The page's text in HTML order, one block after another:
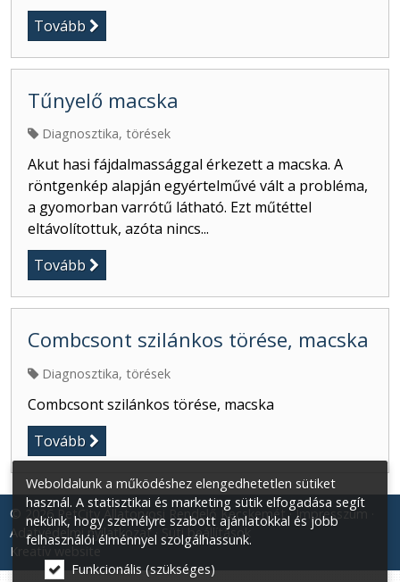
Tovább
Tűnyelő macska
Diagnosztika, törések
Akut hasi fájdalmassággal érkezett a macska. A
röntgenkép alapján egyértelművé vált a probléma,
a gyomorban varrótű látható. Ezt műtéttel
eltávolítottuk, azóta nincs...
Tovább
Combcsont szilánkos törése, macska
Diagnosztika, törések
Combcsont szilánkos törése, macska
Tovább
© 2026 PetCity Állatorvosi Rendelő Kecskemét
Impresszum
Adatvédelmi nyilatkozat
Süti beállítások
Kreatív website
Weboldalunk a működéshez elengedhetetlen sütiket
használ. A statisztikai és marketing sütik elfogadása segít
nekünk, hogy személyre szabott ajánlatokkal és jobb
felhasználói élménnyel szolgálhassunk.
Funkcionális (szükséges)